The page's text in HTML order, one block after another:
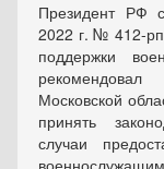
Президент РФ
2022 г. № 412-
поддержки
Московской
принять
случаи